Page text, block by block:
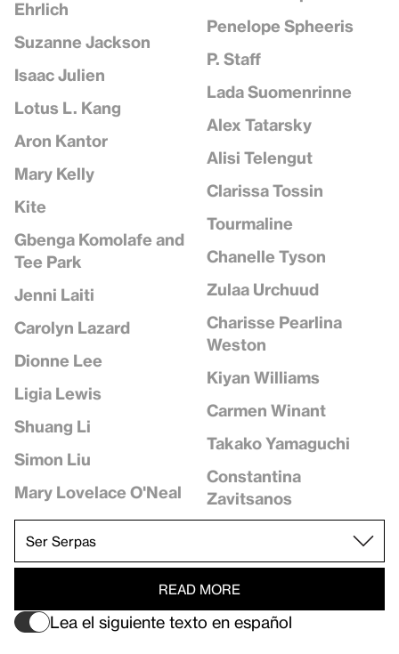
Ehrlich
Suzanne Jackson
Isaac Julien
Lotus L. Kang
Aron Kantor
Mary Kelly
Kite
Gbenga Komolafe and
Tee Park
Jenni Laiti
Carolyn Lazard
Dionne Lee
Ligia Lewis
Shuang Li
Simon Liu
Mary Lovelace O'Neal
Penelope Spheeris
P. Staff
Lada Suomenrinne
Alex Tatarsky
Alisi Telengut
Clarissa Tossin
Tourmaline
Chanelle Tyson
Zulaa Urchuud
Charisse Pearlina
Weston
Kiyan Williams
Carmen Winant
Takako Yamaguchi
Constantina
Zavitsanos
READ MORE
Lea el siguiente texto en español